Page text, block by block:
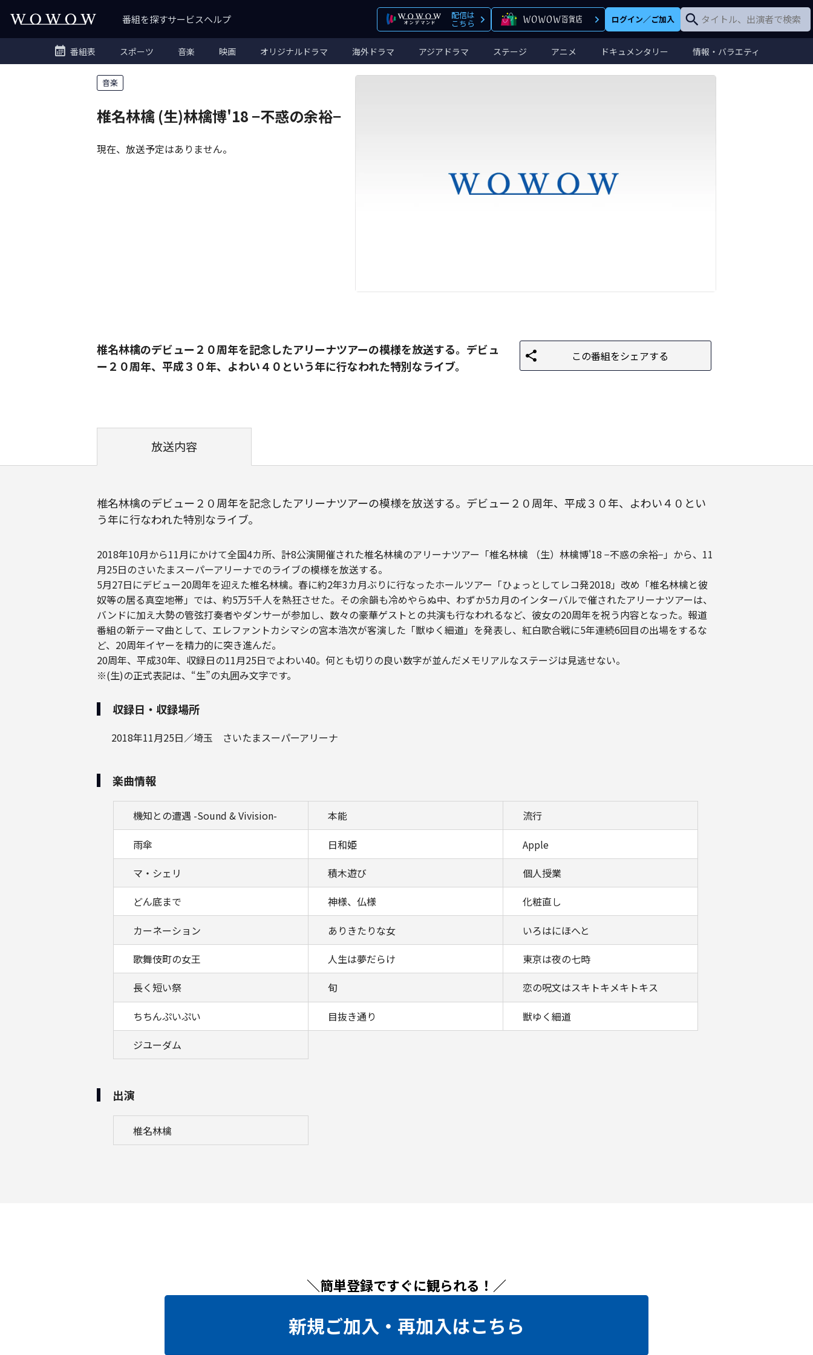
番組を探すサービスヘルプ 配信は
こちら ログイン／ご加入
番組表 スポーツ 音楽 映画 オリジナルドラマ 海外ドラマ アジアドラマ ステージ アニメ ドキュメンタリー 情報・バラエティ
音楽
椎名林檎 (生)林檎博'18 −不惑の余裕−
現在、放送予定はありません。
椎名林檎のデビュー２０周年を記念したアリーナツアーの模様を放送する。デビュ
ー２０周年、平成３０年、よわい４０という年に行なわれた特別なライブ。
この番組をシェアする
放送内容
椎名林檎のデビュー２０周年を記念したアリーナツアーの模様を放送する。デビュー２０周年、平成３０年、よわい４０とい
う年に行なわれた特別なライブ。
2018年10月から11月にかけて全国4カ所、計8公演開催された椎名林檎のアリーナツアー「椎名林檎 （生）林檎博'18 −不惑の余裕−」から、11
月25日のさいたまスーパーアリーナでのライブの模様を放送する。
5月27日にデビュー20周年を迎えた椎名林檎。春に約2年3カ月ぶりに行なったホールツアー「ひょっとしてレコ発2018」改め「椎名林檎と彼
奴等の居る真空地帯」では、約5万5千人を熱狂させた。その余韻も冷めやらぬ中、わずか5カ月のインターバルで催されたアリーナツアーは、
バンドに加え大勢の管弦打奏者やダンサーが参加し、数々の豪華ゲストとの共演も行なわれるなど、彼女の20周年を祝う内容となった。報道
番組の新テーマ曲として、エレファントカシマシの宮本浩次が客演した「獣ゆく細道」を発表し、紅白歌合戦に5年連続6回目の出場をするな
ど、20周年イヤーを精力的に突き進んだ。
20周年、平成30年、収録日の11月25日でよわい40。何とも切りの良い数字が並んだメモリアルなステージは見逃せない。
※(生)の正式表記は、“生”の丸囲み文字です。
収録日・収録場所
2018年11月25日／埼玉 さいたまスーパーアリーナ
楽曲情報
機知との遭遇 -Sound & Vivision- 本能
流行
雨傘
日和姫
Apple
マ・シェリ
積木遊び
個人授業
どん底まで
神様、仏様
化粧直し
カーネーション
ありきたりな女
いろはにほへと
歌舞伎町の女王
人生は夢だらけ
東京は夜の七時
長く短い祭
旬
恋の呪文はスキトキメキトキス
ちちんぷいぷい
目抜き通り
獣ゆく細道
ジユーダム
出演
椎名林檎
＼簡単登録ですぐに観られる！／
新規ご加入・再加入はこちら